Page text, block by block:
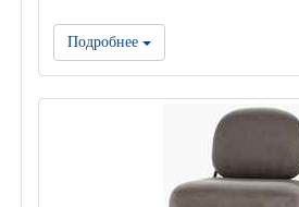
Подробнее